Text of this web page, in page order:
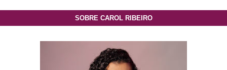
SOBRE CAROL RIBEIRO